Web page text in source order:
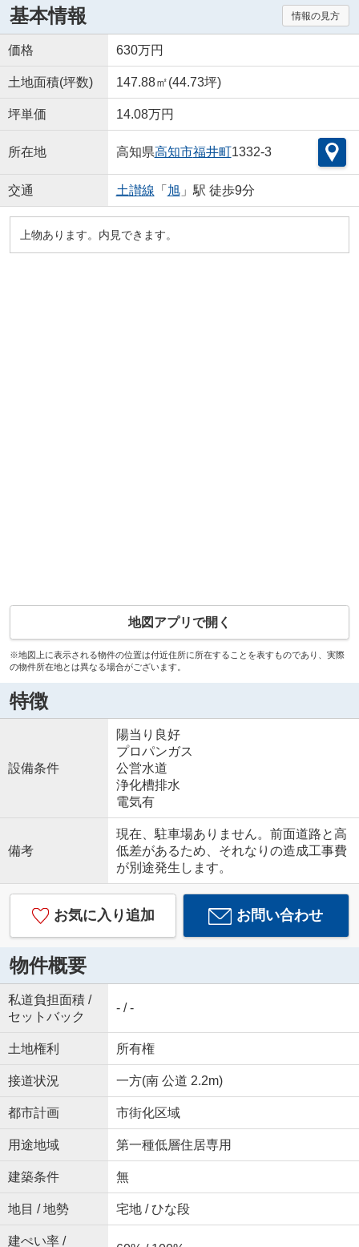
基本情報 情報の見方
価格 630万円
土地面積(坪数) 147.88㎡(44.73坪)
坪単価 14.08万円
所在地 高知県高知市福井町1332-3
交通 土讃線 「 旭」駅 徒歩9分
上物あります。内見できます。
地図アプリで開く
※地図上に表示される物件の位置は付近住所に所在することを表すものであり、実際
の物件所在地とは異なる場合がございます。
特徴
設備条件
陽当り良好
プロパンガス
公営水道
浄化槽排水
電気有
備考
現在、駐車場ありません。前面道路と高
低差があるため、それなりの造成工事費
が別途発生します。
お気に入り追加 お問い合わせ
物件概要
私道負担面積 /
セットバック
- / -
土地権利 所有権
接道状況 一方(南 公道 2.2m)
都市計画 市街化区域
用途地域 第一種低層住居専用
建築条件 無
地目 / 地勢 宅地 / ひな段
建ぺい率 /